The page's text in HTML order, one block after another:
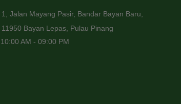
1, Jalan Mayang Pasir, Bandar Bayan Baru,
11950 Bayan Lepas, Pulau Pinang
10:00 AM - 09:00 PM